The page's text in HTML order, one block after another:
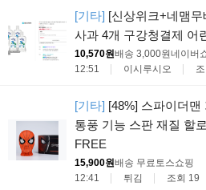
[기타] [신상위크+네맴
사과 4개 구강청결제 어
10,570원배송 3,000원네이버
12:51
이시루시오
[기타] [48%] 스파이더맨
통풍 기능 스판 재질 할
FREE
15,900원배송 무료토스쇼핑
12:41
튀김 조회 19